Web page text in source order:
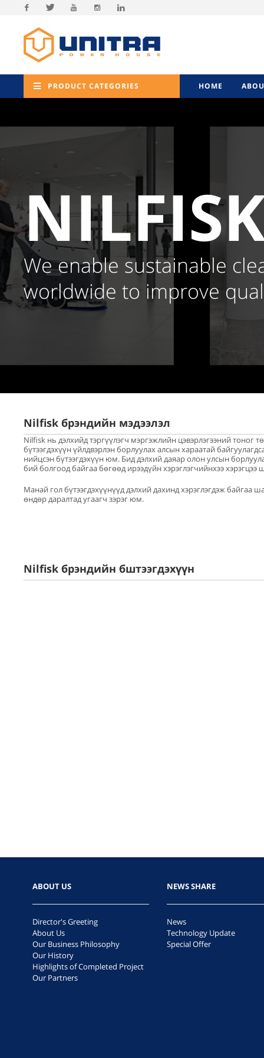
PRODUCT CATEGORIES HOME
We enable sustainable
worldwide to improve
Nilfisk брэндийн мэдээлэл
Nilfisk нь дэлхийд тэргүүлэгч мэргэжлийн цэвэрлэгээний
бүтээгдэхүүн үйлдвэрлэн борлуулах алсын хараатай
нийцсэн бүтээгдэхүүн юм. Бид дэлхий даяар олон улсын
бий болгоод байгаа бөгөөд ирээдүйн хэрэглэгчийнхээ
Манай гол бүтээгдэхүүнүүд дэлхий дахинд хэрэглэгдэж байгаа
өндөр даралтад угаагч зэрэг юм.
Nilfisk брэндийн бштээгдэхүүн
ABOUT US
Director's Greeting
About Us
Our Business Philosophy
Our History
Highlights of Completed Project
Our Partners
NEWS SHARE
News
Technology Update
Special Offer